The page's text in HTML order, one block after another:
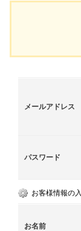
メールアドレス
パスワード
お客様情報の
お名前